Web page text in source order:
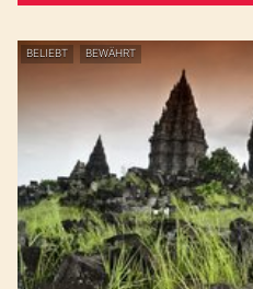
BELIEBT BEWÄHRT